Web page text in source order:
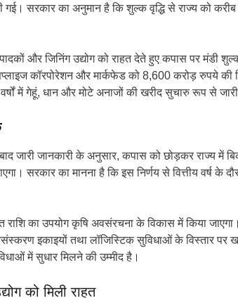
सरकार का अनुमान है कि शुल्क वृद्धि से राज्य को
और जिनिंग उद्योग को राहत देते हुए कपास पर मंडी
कॉरपोरेशन और मार्कफेड को 8,600 करोड़ रुपये की
में गेहूं, धान और मोटे अनाजों की खरीद सुचारु रूप से
जारी जानकारी के अनुसार, कपास को छोड़कर राज्य में
सरकार का मानना है कि इस निर्णय से वित्तीय वर्ष के
राशि का उपयोग कृषि अवसंरचना के विकास में किया
इकाइयों तथा लॉजिस्टिक सुविधाओं के विस्तार पर
में सुधार मिलने की उम्मीद है।
को मिली राहत